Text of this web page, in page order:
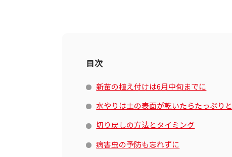
目次
新苗の植え付けは6月中旬までに
水やりは土の表面が乾いたらたっぷりと
切り戻しの方法とタイミング
病害虫の予防も忘れずに